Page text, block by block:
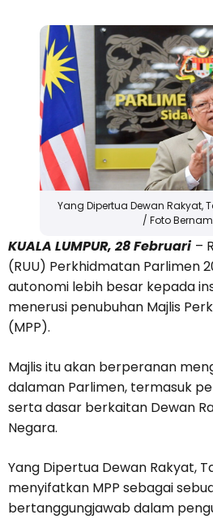
Yang Dipertua Dewan Rakyat,
/ Foto
KUALA LUMPUR, 28 Februari –
(RUU) Perkhidmatan Parlimen
autonomi lebih besar kepada
menerusi penubuhan Majlis
(MPP).
Majlis itu akan berperanan
dalaman Parlimen, termasuk
serta dasar berkaitan Dewan
Negara.
Yang Dipertua Dewan Rakyat,
menyifatkan MPP sebagai
bertanggungjawab dalam